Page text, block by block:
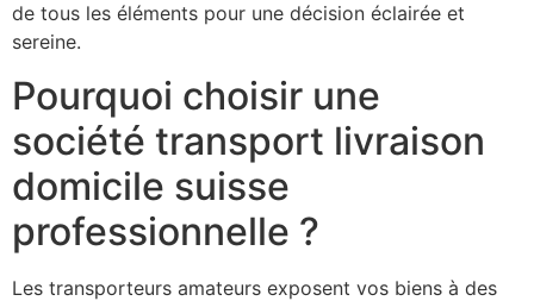
de tous les éléments pour une décision éclairée et
sereine.
Pourquoi choisir une
société transport livraison
domicile suisse
professionnelle ?
Les transporteurs amateurs exposent vos biens à des